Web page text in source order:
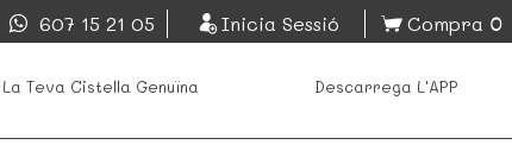
EsDeMercado.com
Barcelona y de productores locales.
607 15 21 05 Inicia Sessió Compra 0
La Teva Cistella Genuïna Descarrega L'APP